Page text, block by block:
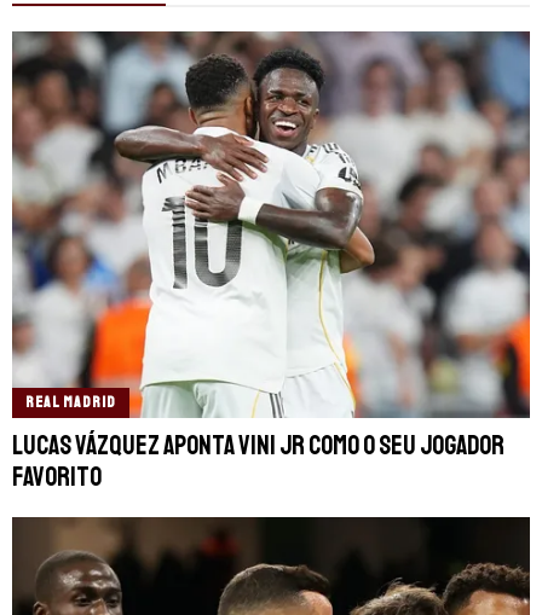
REAL MADRID
Lucas Vázquez aponta Vini Jr como o seu jogador
favorito